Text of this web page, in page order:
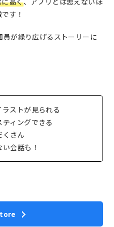
す！
が繰り広げるストーリーに
ストが見られる
ィングできる
くさん
会話も！